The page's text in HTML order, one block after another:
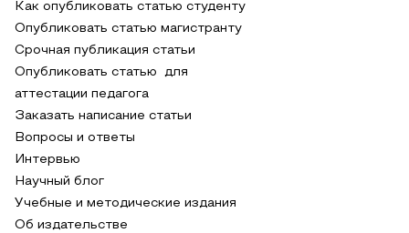
Как опубликовать статью студенту
Опубликовать статью магистранту
Срочная публикация статьи
Опубликовать статью для
аттестации педагога
Заказать написание статьи
Вопросы и ответы
Интервью
Научный блог
Учебные и методические издания
Об издательстве